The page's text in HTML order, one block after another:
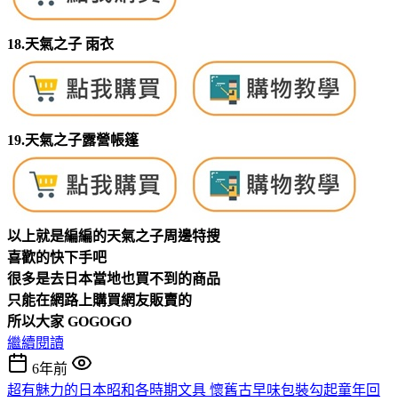
18.天氣之子 雨衣
19.天氣之子露營帳篷
以上就是編編的天氣之子周邊特搜
喜歡的快下手吧
很多是去日本當地也買不到的商品
只能在網路上購買網友販賣的
所以大家 GOGOGO
繼續閱讀
6年前
超有魅力的日本昭和各時期文具 懷舊古早味包裝勾起童年回